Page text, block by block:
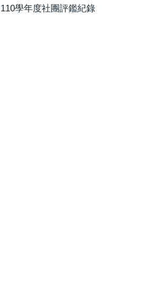
110學年度社團評鑑紀錄